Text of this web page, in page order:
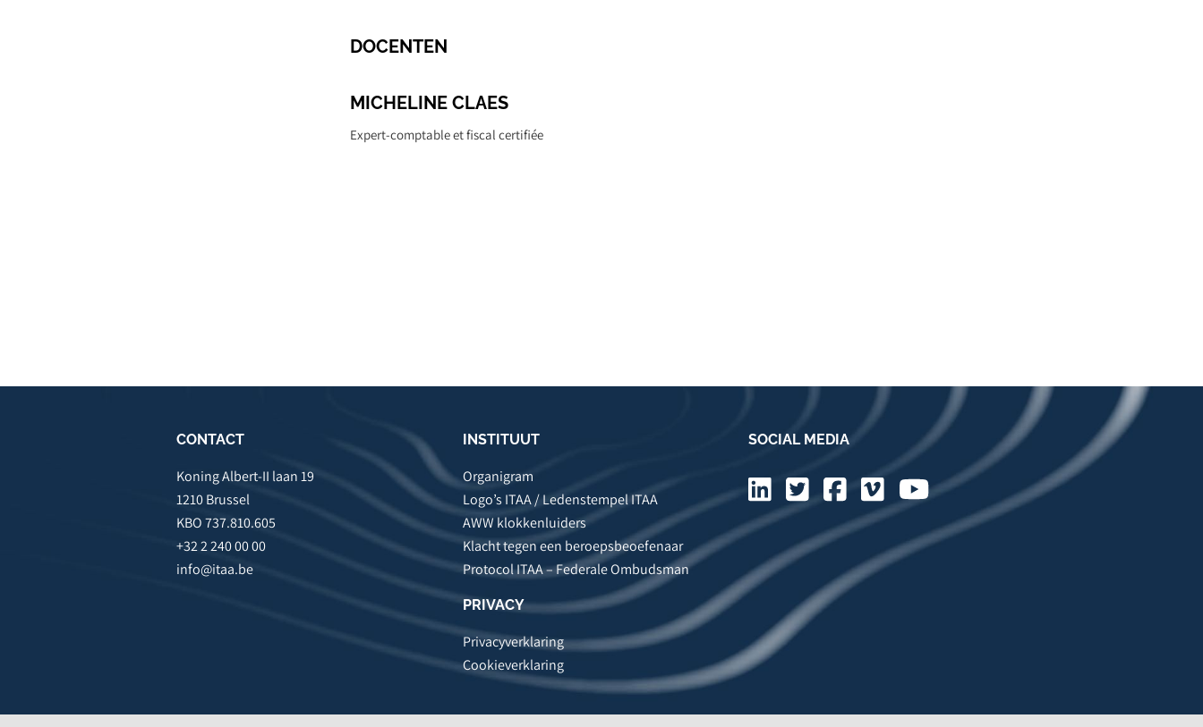
DOCENTEN
MICHELINE CLAES
Expert-comptable et fiscal certifiée
CONTACT
Koning Albert-II laan 19
1210 Brussel
KBO 737.810.605
+32 2 240 00 00
info@itaa.be
INSTITUUT
Organigram
Logo’s ITAA / Ledenstempel ITAA
AWW klokkenluiders
Klacht tegen een beroepsbeoefenaar
Protocol ITAA – Federale Ombudsman
PRIVACY
Privacyverklaring
Cookieverklaring
SOCIAL MEDIA